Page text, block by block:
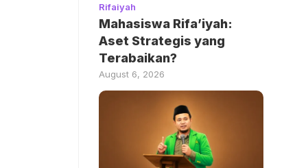
Rifaiyah
Mahasiswa Rifa’iyah:
Aset Strategis yang
Terabaikan?
August 6, 2026